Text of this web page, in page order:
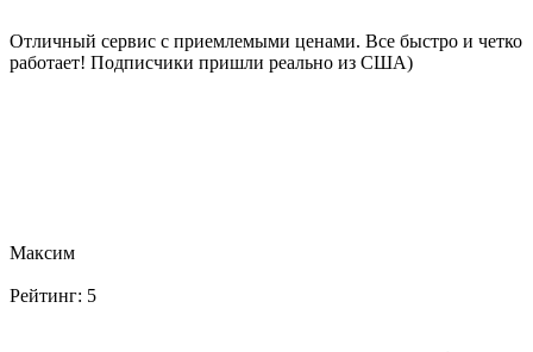
Отличный сервис с приемлемыми ценами. Все быстро и четко
работает! Подписчики пришли реально из США)
Максим
Рейтинг: 5